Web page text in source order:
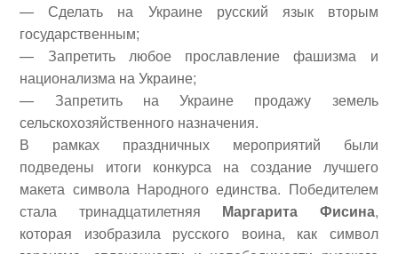
— Сделать на Украине русский язык вторым
государственным;
— Запретить любое прославление фашизма и
национализма на Украине;
— Запретить на Украине продажу земель
сельскохозяйственного назначения.
В рамках праздничных мероприятий были
подведены итоги конкурса на создание лучшего
макета символа Народного единства. Победителем
стала тринадцатилетняя Маргарита Фисина,
которая изобразила русского воина, как символ